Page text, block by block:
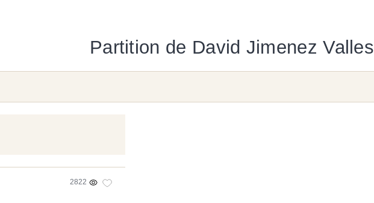
Partition de David Jimenez Valles
2822